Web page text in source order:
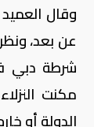
وقال
عن بعد،
شرطة دبي
مكنت
الدولة أو